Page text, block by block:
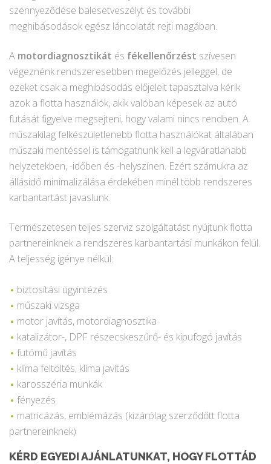
szennyeződése balesetveszélyt és további
meghibásodások egész láncolatát rejti magában.
A motordiagnosztikát és fékellenőrzést szívesen
végeznénk rendszeresebben megelőzés jelleggel, de
ezeket csak a meghibásodás előjeleit tapasztalva kérik
azok a flotta használók, akik valóban képesek az autó
futását figyelve megsejteni, hogy valami nincs rendben. A
műszakilag felkészületlenebb flotta használókat általában
műszaki mentéssel is támogatnunk kell a legváratlanabb
helyzetekben, -időben és -helyszínen. Ezért számukra az
állásidő minimalizálása érdekében minél több rendszeres
karbantartást javaslunk.
Természetesen teljes szerviz szolgáltatást nyújtunk flotta
partnereinknek a rendszeres karbantartási munkákon felül.
A teljesség igénye nélkül:
biztosítási ügyintézés
műszaki vizsga
motor javítás, motordiagnosztika
katalizátor-, DPF részecskeszűrő- és kipufogó javítás
futómű javítás
klíma feltöltés, klíma javítás
karosszéria munkák
fényezés
matricázás, emblémázás (kizárólag szerződőtt flotta
partnereinknek)
KÉRD EGYEDI AJÁNLATUNKAT, HOGY FLOTTÁD